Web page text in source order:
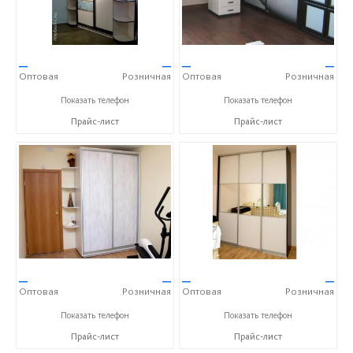
—
Оптовая
—
Розничная
+7 (351) 777-13-99
Показать телефон
Прайс-лист
—
Оптовая
—
Розничная
+7 (351) 777-13-99
Показать телефон
Прайс-лист
—
Оптовая
—
Розничная
+7 (351) 777-13-99
Показать телефон
Прайс-лист
—
Оптовая
—
Розничная
+7 (351) 777-13-99
Показать телефон
Прайс-лист